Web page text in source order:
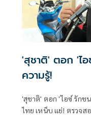
'สุชาติ' ตอก 'ไ
ความรู้!
'สุชาติ' ตอก 'ไอซ์ รักช
ไทย เหน็บ แย่! ตรวจส